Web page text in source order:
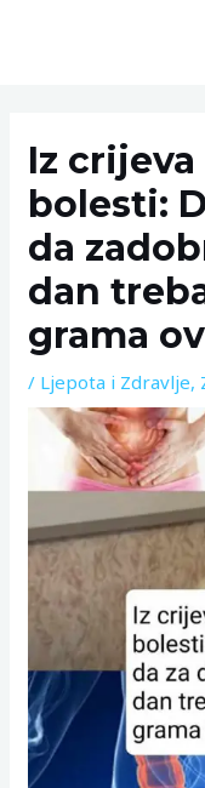
Iz
bolesti:
da
dan
grama
/ Ljepota i Zdravlje,